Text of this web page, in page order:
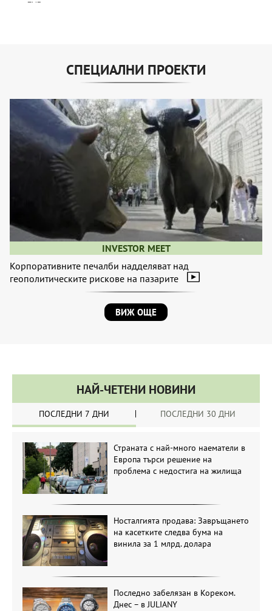
СПЕЦИАЛНИ ПРОЕКТИ
INVESTOR MEET
Корпоративните печалби надделяват над
геополитическите рискове на пазарите
ВИЖ ОЩЕ
НАЙ-ЧЕТЕНИ НОВИНИ
ПОСЛЕДНИ 7 ДНИ ПОСЛЕДНИ 30 ДНИ
Страната с най-много наематели в
Европа търси решение на
проблема с недостига на жилища
Носталгията продава: Завръщането
на касетките следва бума на
винила за 1 млрд. долара
Последно забелязан в Кореком.
Днес – в JULIANY